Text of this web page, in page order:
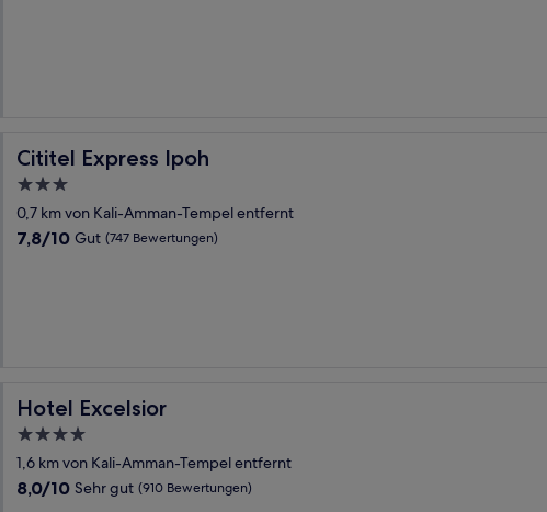
Cititel Express Ipoh
Cititel Express Ipoh
3.0-
Sterne-
Unterkunft
0,7 km von Kali-Amman-Tempel entfernt
7.8
7,8/10 Gut (747 Bewertungen)
Hotel Excelsior
Hotel Excelsior
4.0-
Sterne-
Unterkunft
1,6 km von Kali-Amman-Tempel entfernt
8.0
8,0/10 Sehr gut (910 Bewertungen)